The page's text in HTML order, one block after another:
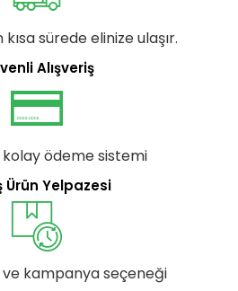
sürede elinize ulaşır.
Alışveriş
ödeme sistemi
Ürün Yelpazesi
kampanya seçeneği